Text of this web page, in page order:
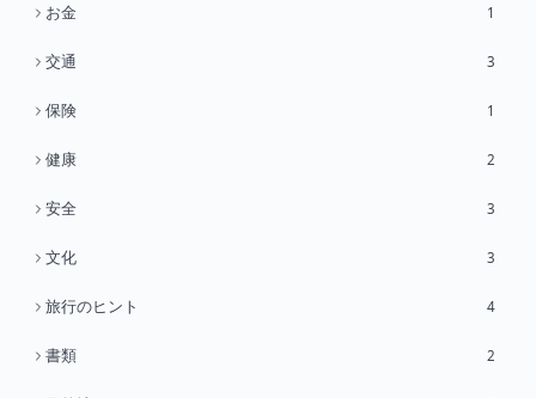
お金 1
交通 3
保険 1
健康 2
安全 3
文化 3
旅行のヒント 4
書類 2